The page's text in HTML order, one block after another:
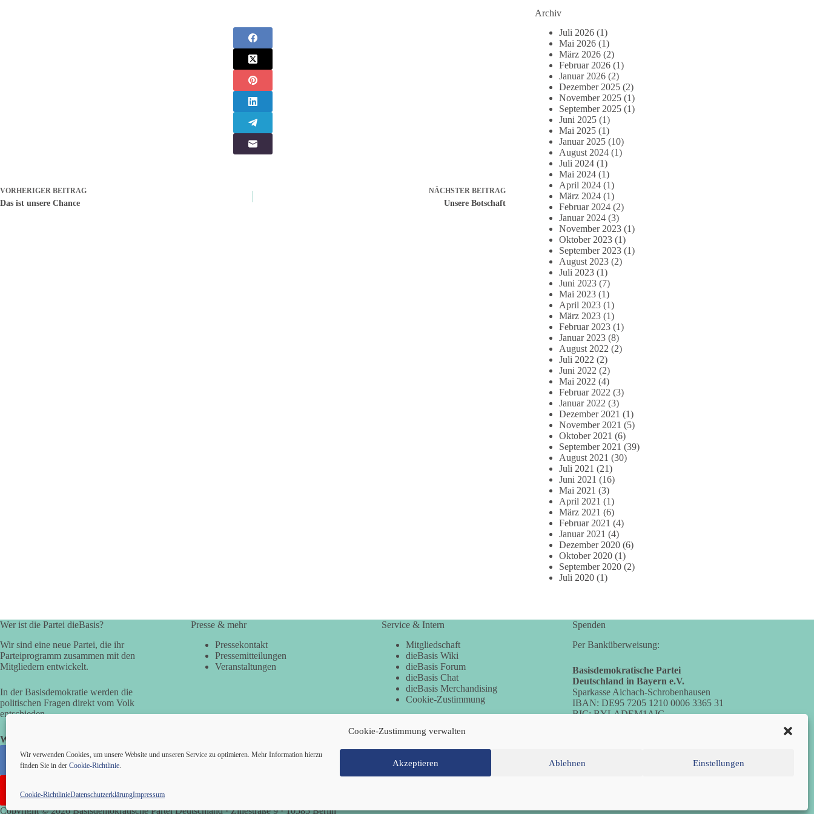
Cookie-Zustimmung verwalten
Wir verwenden Cookies, um unsere Website und unseren Service zu optimieren. Mehr Information hierzu
finden Sie in der Cookie-Richtlinie. Akzeptieren Ablehnen Einstellungen
Cookie-RichtlinieDatenschutzerklärungImpressum
VORHERIGER BEITRAG
Das ist unsere Chance
NÄCHSTER BEITRAG
Unsere Botschaft
Archiv
Juli 2026 (1)
Mai 2026 (1)
März 2026 (2)
Februar 2026 (1)
Januar 2026 (2)
Dezember 2025 (2)
November 2025 (1)
September 2025 (1)
Juni 2025 (1)
Mai 2025 (1)
Januar 2025 (10)
August 2024 (1)
Juli 2024 (1)
Mai 2024 (1)
April 2024 (1)
März 2024 (1)
Februar 2024 (2)
Januar 2024 (3)
November 2023 (1)
Oktober 2023 (1)
September 2023 (1)
August 2023 (2)
Juli 2023 (1)
Juni 2023 (7)
Mai 2023 (1)
April 2023 (1)
März 2023 (1)
Februar 2023 (1)
Januar 2023 (8)
August 2022 (2)
Juli 2022 (2)
Juni 2022 (2)
Mai 2022 (4)
Februar 2022 (3)
Januar 2022 (3)
Dezember 2021 (1)
November 2021 (5)
Oktober 2021 (6)
September 2021 (39)
August 2021 (30)
Juli 2021 (21)
Juni 2021 (16)
Mai 2021 (3)
April 2021 (1)
März 2021 (6)
Februar 2021 (4)
Januar 2021 (4)
Dezember 2020 (6)
Oktober 2020 (1)
September 2020 (2)
Juli 2020 (1)
Wer ist die Partei dieBasis?
Wir sind eine neue Partei, die ihr
Parteiprogramm zusammen mit den
Mitgliedern entwickelt.
In der Basisdemokratie werden die
politischen Fragen direkt vom Volk
entschieden.
Wir alle sind die Basis!
Presse & mehr
Pressekontakt
Pressemitteilungen
Veranstaltungen
Service & Intern
Mitgliedschaft
dieBasis Wiki
dieBasis Forum
dieBasis Chat
dieBasis Merchandising
Cookie-Zustimmung
Spenden
Per Banküberweisung:
Basisdemokratische Partei
Deutschland in Bayern e.V.
Sparkasse Aichach-Schrobenhausen
IBAN: DE95 7205 1210 0006 3365 31
BIC: BYLADEM1AIC
Mitglied werden Kontakt Cookie-Richtlinie (EU)
Copyright © 2026 Basisdemokratische Partei Deutschland · Zillestraße 9 · 10585 Berlin